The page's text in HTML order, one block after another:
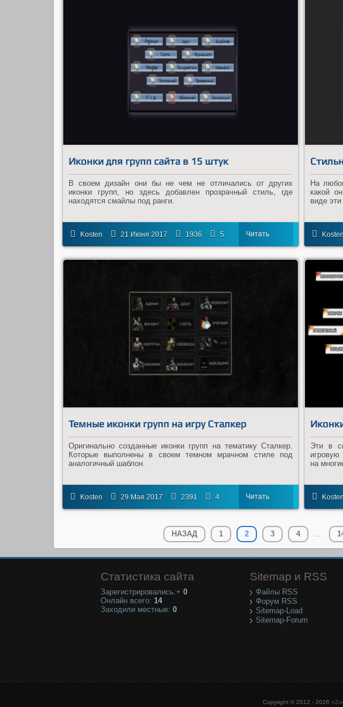
Иконки для групп сайта в 15 штук
В своем дизайн они бы не чем не отличались от других
иконки групп, но здесь добавлен прозрачный стиль, где
находятся смайлы под ранги.
Kosten 21 Июня 2017 1936 5 Читать
далее
На
какой
виде эти
Kosten
Темные иконки групп на игру Сталкер
Оригинально созданные иконки групп на тематику Сталкер.
Которые выполнены в своем темном мрачном стиле под
аналогичный шаблон.
Kosten 29 Мая 2017 2391 4 Читать
Эти в
игровую
на
Kosten
НАЗАД 1 2 3 4 ...
Статистика сайта
Зарегистрировались:+ 0
Онлайн всего: 14
Заходили местные: 0
Sitemap и RSS
Файлы RSS
Форум RSS
Sitemap-Load
Sitemap-Forum
Copyright © 2012 - 2026